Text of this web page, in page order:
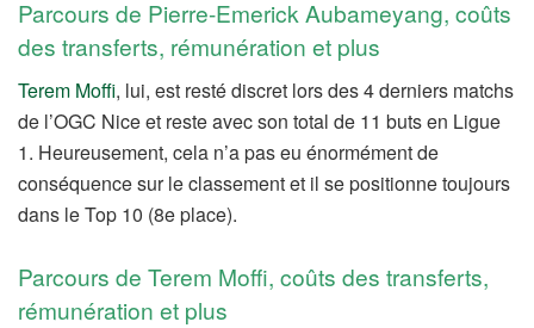
Parcours de Pierre-Emerick Aubameyang, coûts
des transferts, rémunération et plus
Terem Moffi, lui, est resté discret lors des 4 derniers matchs
de l’OGC Nice et reste avec son total de 11 buts en Ligue
1. Heureusement, cela n’a pas eu énormément de
conséquence sur le classement et il se positionne toujours
dans le Top 10 (8e place).
Parcours de Terem Moffi, coûts des transferts,
rémunération et plus